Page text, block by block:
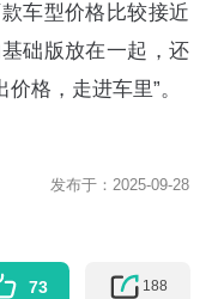
车型价格比较接近
础版放在一起，还
格，走进车里”。
发布于： 2025-09-28
73 188